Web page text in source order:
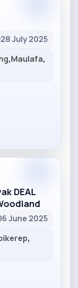
28 July 2025
,Maulafa,
DEAL
June 2025
,